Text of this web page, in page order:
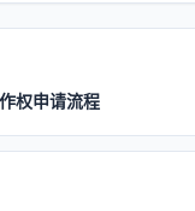
权申请流程